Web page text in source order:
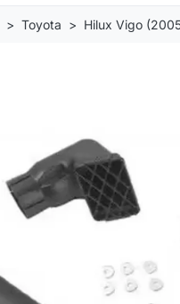
Toyota Hilux Vigo